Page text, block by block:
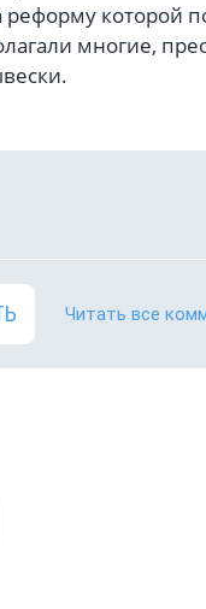
реформу которой
многие,
Читать все